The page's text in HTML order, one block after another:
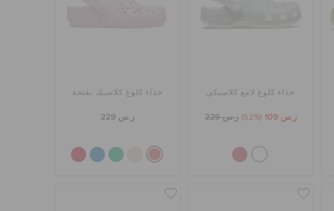
حذاء كلوغ لامع كلاسيكي
ر.س 109 (52%) ر.س 229
حذاء كلوغ كلاسيك بفتحة
ر.س 229